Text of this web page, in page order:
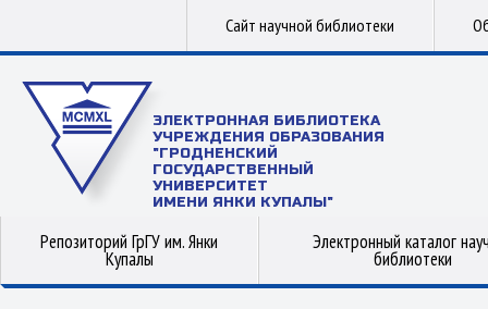
Сайт научной библиотеки
ЭЛЕКТРОННАЯ БИБЛИОТЕКА
УЧРЕЖДЕНИЯ ОБРАЗОВАНИЯ
"ГРОДНЕНСКИЙ
ГОСУДАРСТВЕННЫЙ
УНИВЕРСИТЕТ
ИМЕНИ ЯНКИ КУПАЛЫ"
Репозиторий ГрГУ им. Янки
Купалы
Электронный каталог
библиотеки